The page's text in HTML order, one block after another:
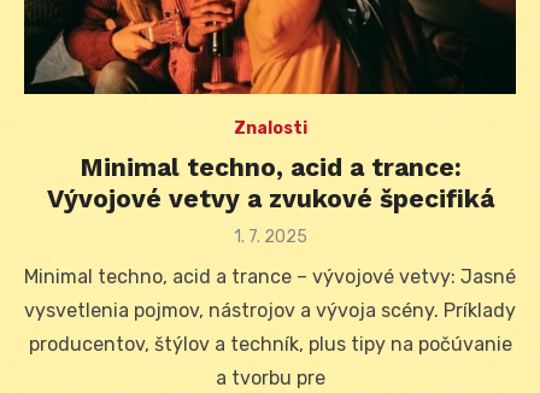
Znalosti
Minimal techno, acid a trance:
Vývojové vetvy a zvukové špecifiká
Posted
1. 7. 2025
Minimal techno, acid a trance – vývojové vetvy: Jasné
vysvetlenia pojmov, nástrojov a vývoja scény. Príklady
producentov, štýlov a techník, plus tipy na počúvanie
a tvorbu pre